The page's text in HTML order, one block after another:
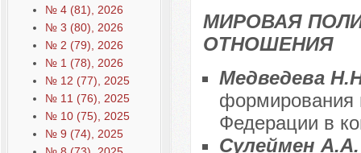
№ 4 (81), 2026
№ 3 (80), 2026
№ 2 (79), 2026
№ 1 (78), 2026
№ 12 (77), 2025
№ 11 (76), 2025
№ 10 (75), 2025
№ 9 (74), 2025
МИРОВАЯ
ОТНОШЕНИЯ
Медведева
формирования
Федерации в
Сулеймен